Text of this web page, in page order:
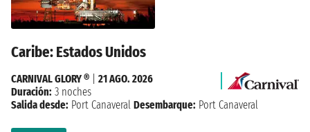
Caribe: Estados Unidos
CARNIVAL GLORY ®
21 AGO. 2026
Duración: 3 noches
Salida desde: Port Canaveral Desembarque: Port Canaveral